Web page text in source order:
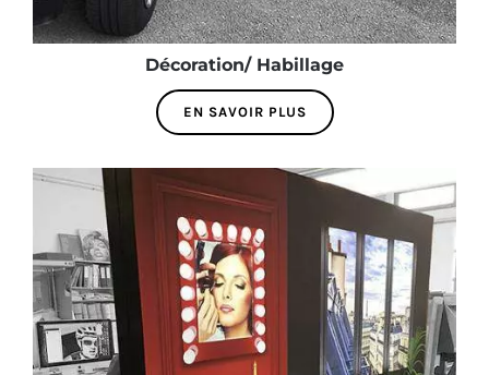
Décoration/ Habillage
EN SAVOIR PLUS